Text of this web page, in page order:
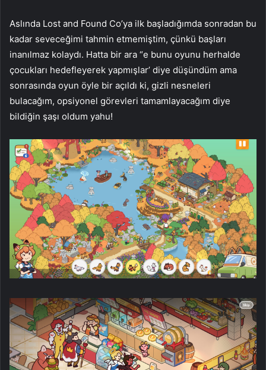
Aslında Lost and Found Co’ya ilk başladığımda sonradan bu
kadar seveceğimi tahmin etmemiştim, çünkü başları
inanılmaz kolaydı. Hatta bir ara “e bunu oyunu herhalde
çocukları hedefleyerek yapmışlar’ diye düşündüm ama
sonrasında oyun öyle bir açıldı ki, gizli nesneleri
bulacağım, opsiyonel görevleri tamamlayacağım diye
bildiğin şaşı oldum yahu!